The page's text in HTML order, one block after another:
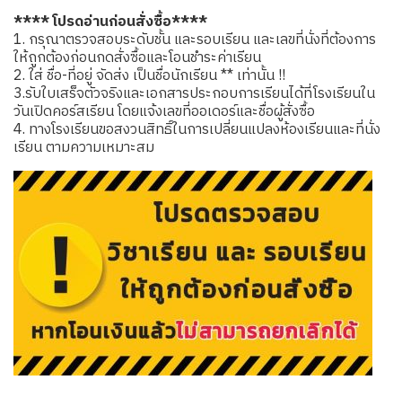
**** โปรดอ่านก่อนสั่งซื้อ****
1. กรุณาตรวจสอบระดับชั้น และรอบเรียน และเลขที่นั่งที่ต้องการ
ให้ถูกต้องก่อนกดสั่งซื้อและโอนชำระค่าเรียน
2. ใส่ ชื่อ-ที่อยู่ จัดส่ง เป็นชื่อนักเรียน ** เท่านั้น !!
3.รับใบเสร็จตัวจริงและเอกสารประกอบการเรียนได้ที่โรงเรียนใน
วันเปิดคอร์สเรียน โดยแจ้งเลขที่ออเดอร์และชื่อผู้สั่งซื้อ
4. ทางโรงเรียนขอสงวนสิทธิ์ในการเปลี่ยนแปลงห้องเรียนและที่นั่ง
เรียน ตามความเหมาะสม